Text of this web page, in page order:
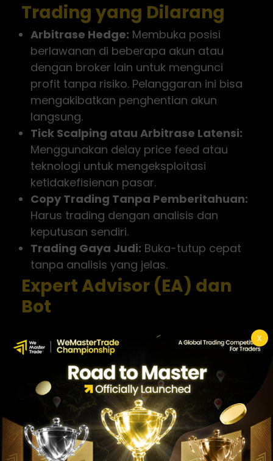
X
Trading yang Dilarang
Arbitrase Hedge: Membuka posisi
berlawanan di beberapa akun atau
dengan broker lain untuk mengunci
profit tanpa risiko. Pelanggaran ini bisa
mengakibatkan penghentian akun
langsung.
Tick Scalping atau Arbitrase Latensi:
Menggunakan delay price feed atau
teknologi untuk mengeksploitasi
ketidakefisienan pasar.
Copy Trading Tanpa Pemberitahuan:
Harus trading dengan analisis dan
keputusan sendiri.
Trading Gaya Judi: Buka-tutup cepat
tanpa analisis yang jelas.
Expert Advisor (EA) dan
Bot
tapi harus diberitahukan di awal dan tidak
boleh yang bersifat eksploitatif. EA yang
murni berbasis teknikal (seperti moving
average crossover atau support-
resistance) biasanya tidak masalah, tapi
yang mengeksploitasi latensi atau
manipulasi spread tidak diperbolehkan.